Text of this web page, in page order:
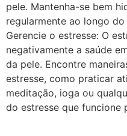
pele. Mantenha-se bem
regularmente ao longo do
Gerencie o estresse: O
negativamente a saúde
da pele. Encontre
estresse, como praticar
meditação, ioga ou
do estresse que funcione